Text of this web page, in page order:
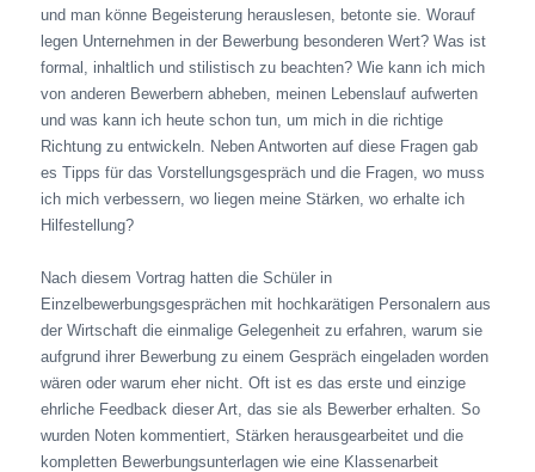
und man könne Begeisterung herauslesen, betonte sie. Worauf
legen Unternehmen in der Bewerbung besonderen Wert? Was ist
formal, inhaltlich und stilistisch zu beachten? Wie kann ich mich
von anderen Bewerbern abheben, meinen Lebenslauf aufwerten
und was kann ich heute schon tun, um mich in die richtige
Richtung zu entwickeln. Neben Antworten auf diese Fragen gab
es Tipps für das Vorstellungsgespräch und die Fragen, wo muss
ich mich verbessern, wo liegen meine Stärken, wo erhalte ich
Hilfestellung?
Nach diesem Vortrag hatten die Schüler in
Einzelbewerbungsgesprächen mit hochkarätigen Personalern aus
der Wirtschaft die einmalige Gelegenheit zu erfahren, warum sie
aufgrund ihrer Bewerbung zu einem Gespräch eingeladen worden
wären oder warum eher nicht. Oft ist es das erste und einzige
ehrliche Feedback dieser Art, das sie als Bewerber erhalten. So
wurden Noten kommentiert, Stärken herausgearbeitet und die
kompletten Bewerbungsunterlagen wie eine Klassenarbeit